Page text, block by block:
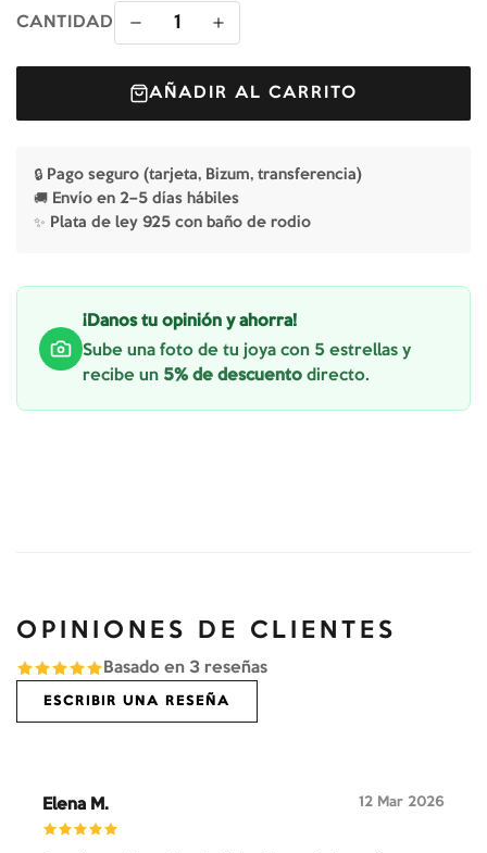
CANTIDAD 1
AÑADIR AL CARRITO
🔒 Pago seguro (tarjeta, Bizum, transferencia)
🚚 Envío en 2–5 días hábiles
✨ Plata de ley 925 con baño de rodio
¡Danos tu opinión y ahorra!
Sube una foto de tu joya con 5 estrellas y
recibe un 5% de descuento directo.
OPINIONES DE CLIENTES
Basado en 3 reseñas
ESCRIBIR UNA RESEÑA
Elena M. 12 Mar 2026